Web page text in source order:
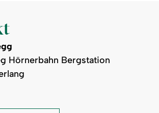
Hörnerbahn Bergstation